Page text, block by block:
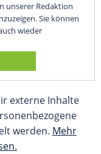
unserer Redaktion
Sie können
wieder
externe Inhalte
werden. Mehr